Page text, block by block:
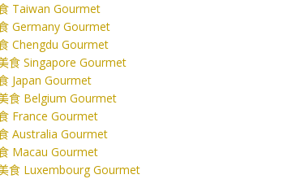
Taiwan Gourmet
Germany Gourmet
Chengdu Gourmet
食 Singapore Gourmet
Japan Gourmet
食 Belgium Gourmet
France Gourmet
Australia Gourmet
Macau Gourmet
食 Luxembourg Gourmet